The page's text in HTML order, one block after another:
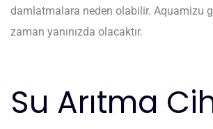
damlatmalara neden olabilir. Aquamizu
zaman yanınızda olacaktır.
Su Arıtma